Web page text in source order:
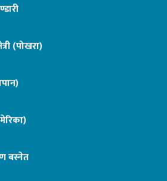
(पोखरा)
बस्नेत